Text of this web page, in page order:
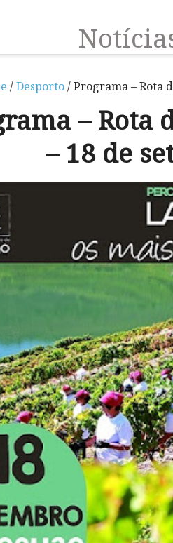
/Desporto/ Programa – Rota
– Rota
– 18 de